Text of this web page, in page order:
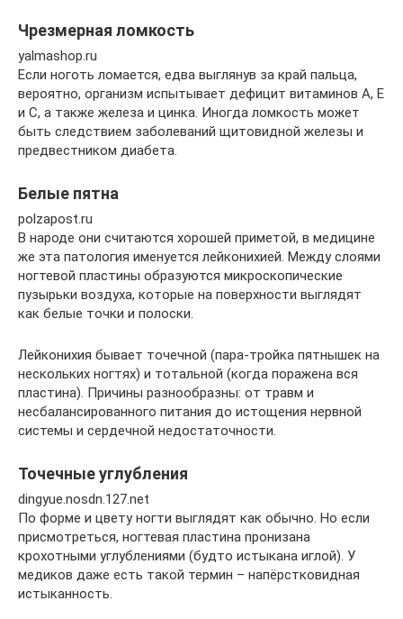
Чрезмерная ломкость
yalmashop.ru
Если ноготь ломается, едва выглянув за край пальца,
вероятно, организм испытывает дефицит витаминов А, Е
и С, а также железа и цинка. Иногда ломкость может
быть следствием заболеваний щитовидной железы и
предвестником диабета.
Белые пятна
polzapost.ru
В народе они считаются хорошей приметой, в медицине
же эта патология именуется лейконихией. Между слоями
ногтевой пластины образуются микроскопические
пузырьки воздуха, которые на поверхности выглядят
как белые точки и полоски.
Лейконихия бывает точечной (пара-тройка пятнышек на
нескольких ногтях) и тотальной (когда поражена вся
пластина). Причины разнообразны: от травм и
несбалансированного питания до истощения нервной
системы и сердечной недостаточности.
Точечные углубления
dingyue.nosdn.127.net
По форме и цвету ногти выглядят как обычно. Но если
присмотреться, ногтевая пластина пронизана
крохотными углублениями (будто истыкана иглой). У
медиков даже есть такой термин – напёрстковидная
истыканность.